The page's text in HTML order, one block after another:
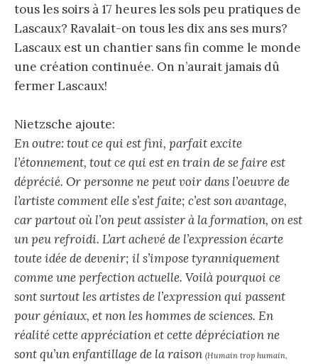
tous les soirs à 17 heures les sols peu pratiques de
Lascaux? Ravalait-on tous les dix ans ses murs?
Lascaux est un chantier sans fin comme le monde
une création continuée. On n’aurait jamais dû
fermer Lascaux!
Nietzsche ajoute:
En outre: tout ce qui est fini, parfait excite
l’étonnement, tout ce qui est en train de se faire est
déprécié. Or personne ne peut voir dans l’oeuvre de
l’artiste comment elle s’est faite; c’est son avantage,
car partout où l’on peut assister à la formation, on est
un peu refroidi. L’art achevé de l’expression écarte
toute idée de devenir; il s’impose tyranniquement
comme une perfection actuelle. Voilà pourquoi ce
sont surtout les artistes de l’expression qui passent
pour géniaux, et non les hommes de sciences. En
réalité cette appréciation et cette dépréciation ne
sont qu’un enfantillage de la raison (Humain trop humain,